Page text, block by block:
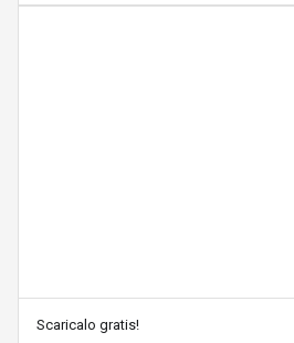
Scaricalo gratis!